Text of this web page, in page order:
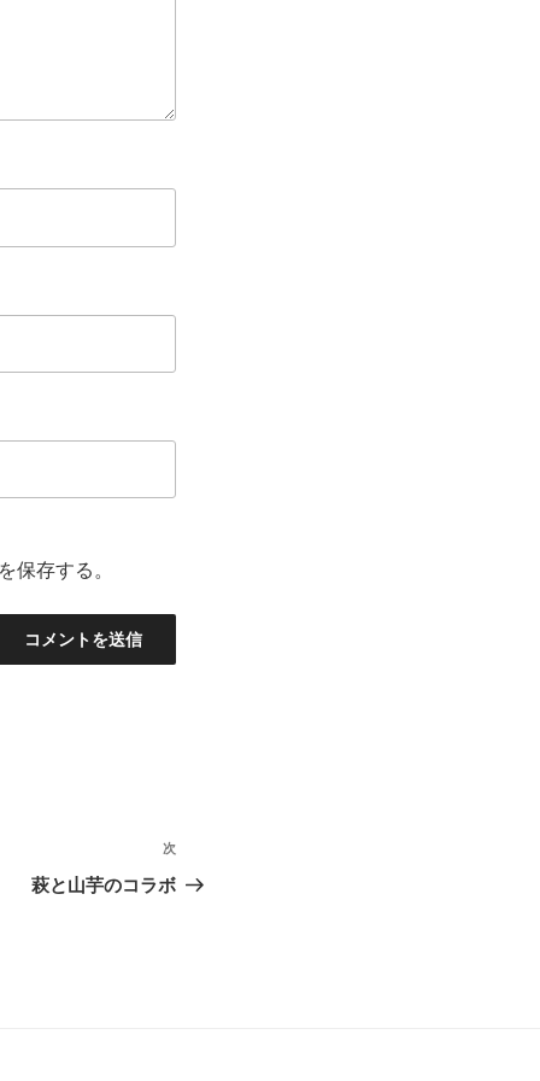
保存する。
次
の
次
萩と山芋のコラボ